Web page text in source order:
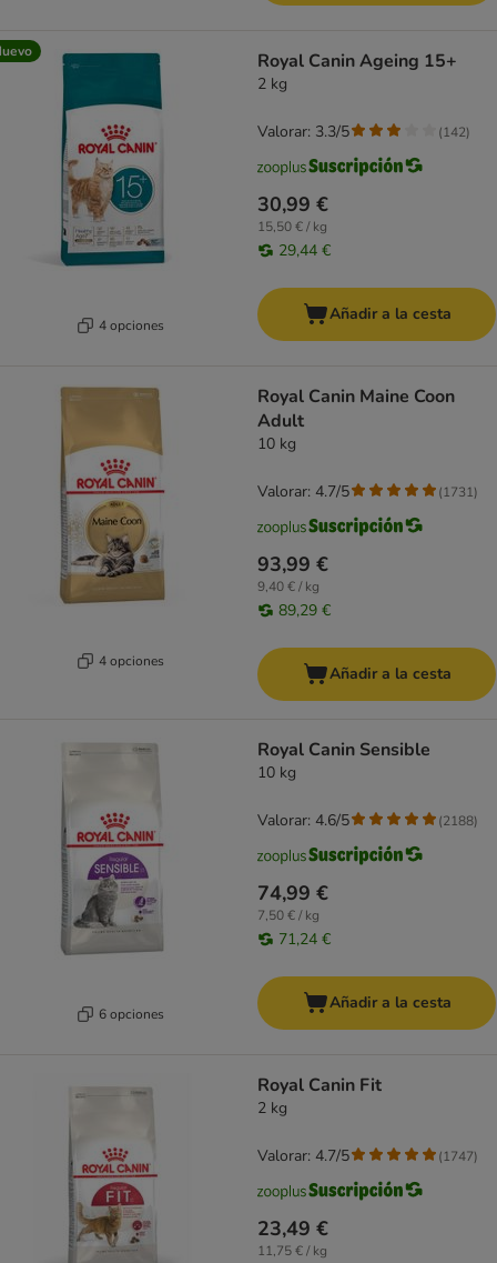
4 opciones
Royal Canin Ageing 15+
2 kg
30,99 €
15,50 € / kg
29,44 €
Valorar: 3.3/5 (142)
Añadir a la cesta
4 opciones
Royal Canin Maine Coon
Adult
10 kg
93,99 €
9,40 € / kg
89,29 €
Valorar: 4.7/5 (1731)
Añadir a la cesta
6 opciones
Royal Canin Sensible
10 kg
74,99 €
7,50 € / kg
71,24 €
Valorar: 4.6/5 (2188)
Añadir a la cesta
Royal Canin Fit
2 kg
23,49 €
11,75 € / kg
Valorar: 4.7/5 (1747)